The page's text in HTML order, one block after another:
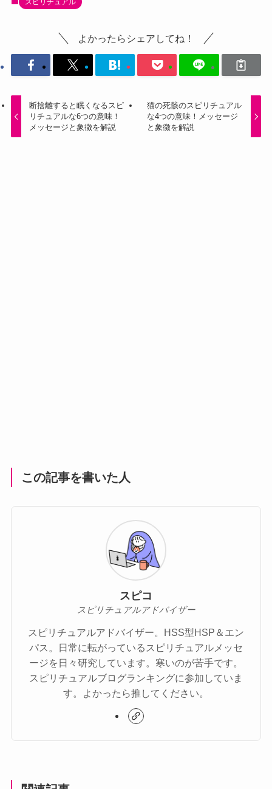
スピリチュアル
よかったらシェアしてね！
断捨離すると眠くなるスピ
リチュアルな6つの意味！
メッセージと象徴を解説
猫の死骸のスピリチュアル
な4つの意味！メッセージ
と象徴を解説
この記事を書いた人
スピコ
スピリチュアルアドバイザー
スピリチュアルアドバイザー。HSS型HSP＆エン
パス。日常に転がっているスピリチュアルメッセ
ージを日々研究しています。寒いのが苦手です。
スピリチュアルブログランキングに参加していま
す。よかったら推してください。